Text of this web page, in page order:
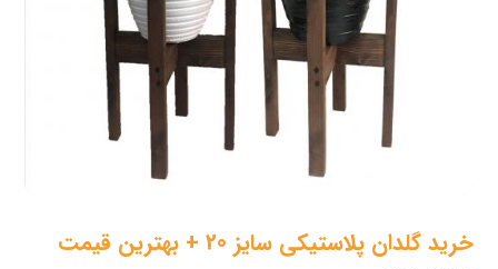
خرید گلدان پلاستیکی سایز 20 + بهترین قیمت